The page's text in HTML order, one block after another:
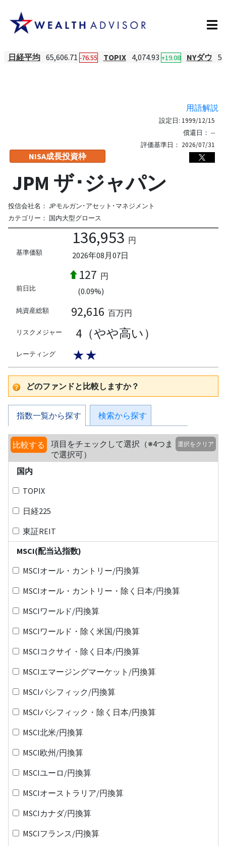
日経平均 65,606.71 -76.55 TOPIX 4,074.93 +19.08 NYダウ
用語解説
NISA成長投資枠
設定日: 1999/12/15
償還日： --
評価基準日： 2026/07/31
JPM ザ･ジャパン
投信会社名： JPモルガン･アセット･マネジメント
カテゴリー： 国内大型グロース
基準価額
136,953 円
2026年08月07日
前日比
127 円
(0.09%)
純資産総額 92,616 百万円
リスクメジャー 4（やや高い）
レーティング ★★
どのファンドと比較しますか？
指数一覧から探す 検索から探す
比較する
項目をチェックして選択（※4つま
で選択可）
選択をクリア
国内
TOPIX
日経225
東証REIT
MSCI(配当込指数)
MSCIオール・カントリー/円換算
MSCIオール・カントリー・除く日本/円換算
MSCIワールド/円換算
MSCIワールド・除く米国/円換算
MSCIコクサイ・除く日本/円換算
MSCIエマージングマーケット/円換算
MSCIパシフィック/円換算
MSCIパシフィック・除く日本/円換算
MSCI北米/円換算
MSCI欧州/円換算
MSCIユーロ/円換算
MSCIオーストラリア/円換算
MSCIカナダ/円換算
MSCIフランス/円換算